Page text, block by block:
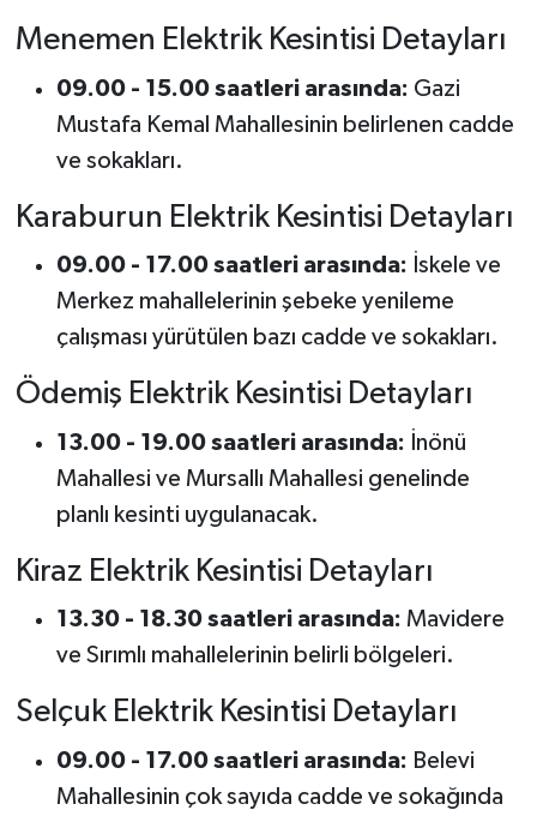
Menemen Elektrik Kesintisi Detayları
09.00 - 15.00 saatleri arasında: Gazi
Mustafa Kemal Mahallesinin belirlenen cadde
ve sokakları.
Karaburun Elektrik Kesintisi Detayları
09.00 - 17.00 saatleri arasında: İskele ve
Merkez mahallelerinin şebeke yenileme
çalışması yürütülen bazı cadde ve sokakları.
Ödemiş Elektrik Kesintisi Detayları
13.00 - 19.00 saatleri arasında: İnönü
Mahallesi ve Mursallı Mahallesi genelinde
planlı kesinti uygulanacak.
Kiraz Elektrik Kesintisi Detayları
13.30 - 18.30 saatleri arasında: Mavidere
ve Sırımlı mahallelerinin belirli bölgeleri.
Selçuk Elektrik Kesintisi Detayları
09.00 - 17.00 saatleri arasında: Belevi
Mahallesinin çok sayıda cadde ve sokağında